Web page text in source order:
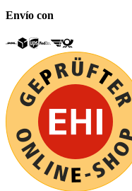
Envío con